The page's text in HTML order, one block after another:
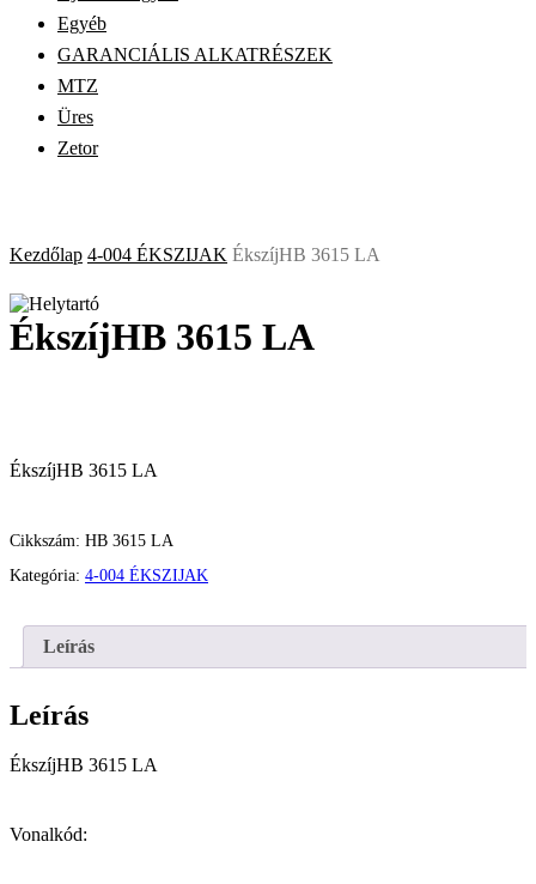
Egyéb
GARANCIÁLIS ALKATRÉSZEK
MTZ
Üres
Zetor
Kezdőlap 4-004 ÉKSZIJAK ÉkszíjHB 3615 LA
ÉkszíjHB 3615 LA
ÉkszíjHB 3615 LA
Cikkszám: HB 3615 LA
Kategória: 4-004 ÉKSZIJAK
Leírás
Leírás
ÉkszíjHB 3615 LA
Vonalkód: